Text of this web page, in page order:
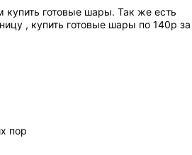
готовые шары. Так же есть
, купить готовые шары по 140р за
пор